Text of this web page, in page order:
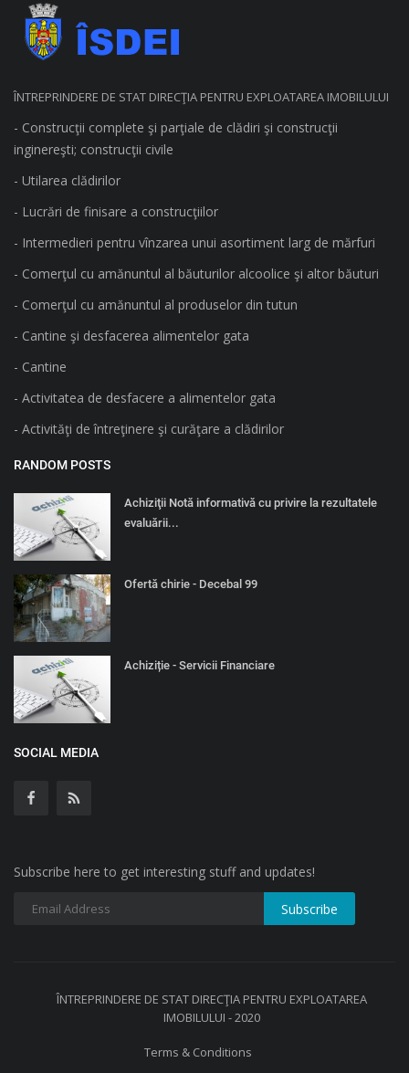
ÎNTREPRINDERE DE STAT DIRECŢIA PENTRU EXPLOATAREA IMOBILULUI
- Construcţii complete şi parţiale de clădiri şi construcţii
inginereşti; construcţii civile
- Utilarea clădirilor
- Lucrări de finisare a construcţiilor
- Intermedieri pentru vînzarea unui asortiment larg de mărfuri
- Comerţul cu amănuntul al băuturilor alcoolice şi altor băuturi
- Comerţul cu amănuntul al produselor din tutun
- Cantine şi desfacerea alimentelor gata
- Cantine
- Activitatea de desfacere a alimentelor gata
- Activităţi de întreţinere şi curăţare a clădirilor
RANDOM POSTS
Achiziţii Notă informativă cu privire la rezultatele
evaluării...
Ofertă chirie - Decebal 99
Achiziție - Servicii Financiare
SOCIAL MEDIA
Subscribe here to get interesting stuff and updates!
ÎNTREPRINDERE DE STAT DIRECŢIA PENTRU EXPLOATAREA
IMOBILULUI - 2020
Terms & Conditions